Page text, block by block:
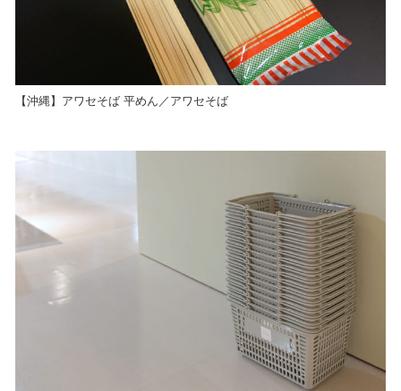
【沖縄】アワセそば 平めん／アワセそば